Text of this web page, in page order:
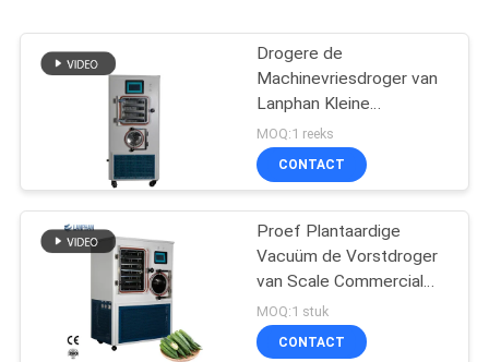
Drogere de
Machinevriesdroger van
Lanphan Kleine
Proefscale freeze drying
MOQ:1 reeks
CONTACT
Proef Plantaardige
Vacuüm de Vorstdroger
van Scale Commercial
Food
MOQ:1 stuk
CONTACT